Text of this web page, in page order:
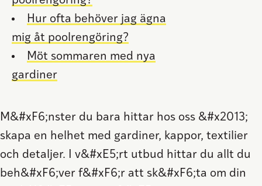
Hur ofta behöver jag ägna
mig åt poolrengöring?
Möt sommaren med nya
gardiner
M&#xF6;nster du bara hittar hos oss &#x2013;
skapa en helhet med gardiner, kappor, textilier
och detaljer. I v&#xE5;rt utbud hittar du allt du
beh&#xF6;ver f&#xF6;r att sk&#xF6;ta om din